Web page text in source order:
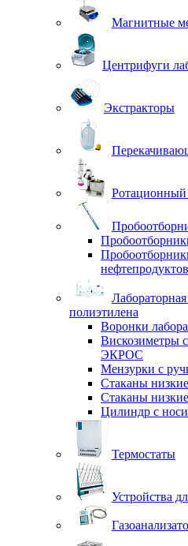
Магнитные
Центрифуги
Экстракторы
Ротационный
нефтепродуктов
полиэтилена
Воронки
Вискозиметры
ЭКРОС
Мензурки с
Стаканы
Стаканы
Цилиндр с
Термостаты
Устройства